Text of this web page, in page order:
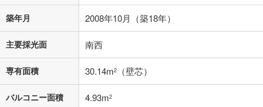
不動産会社に購入相談をする 無料
築年月 2008年10月（築18年）
主要採光面 南西
専有面積 30.14m2 （壁芯）
バルコニー面積 4.93m2